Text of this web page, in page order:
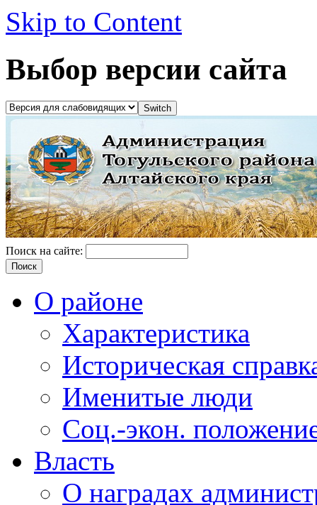
Skip to Content
Выбор версии сайта
Поиск на сайте:
О районе
Характеристика
Историческая
Именитые люди
Соц.-экон.
Власть
О наградах